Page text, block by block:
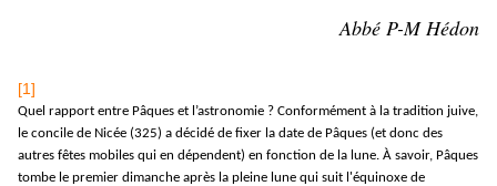
Abbé P-M Hédon
[1]
Quel rapport entre Pâques et l’astronomie ? Conformément à la tradition juive,
le concile de Nicée (325) a décidé de fixer la date de Pâques (et donc des
autres fêtes mobiles qui en dépendent) en fonction de la lune. À savoir, Pâques
tombe le premier dimanche après la pleine lune qui suit l'équinoxe de